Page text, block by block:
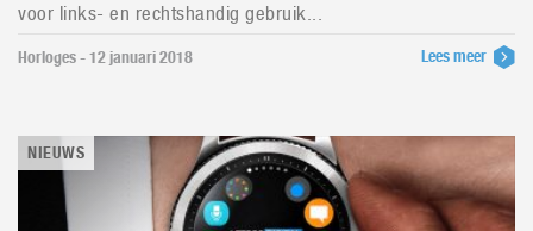
voor links- en rechtshandig gebruik...
Horloges - 12 januari 2018 Lees meer
NIEUWS